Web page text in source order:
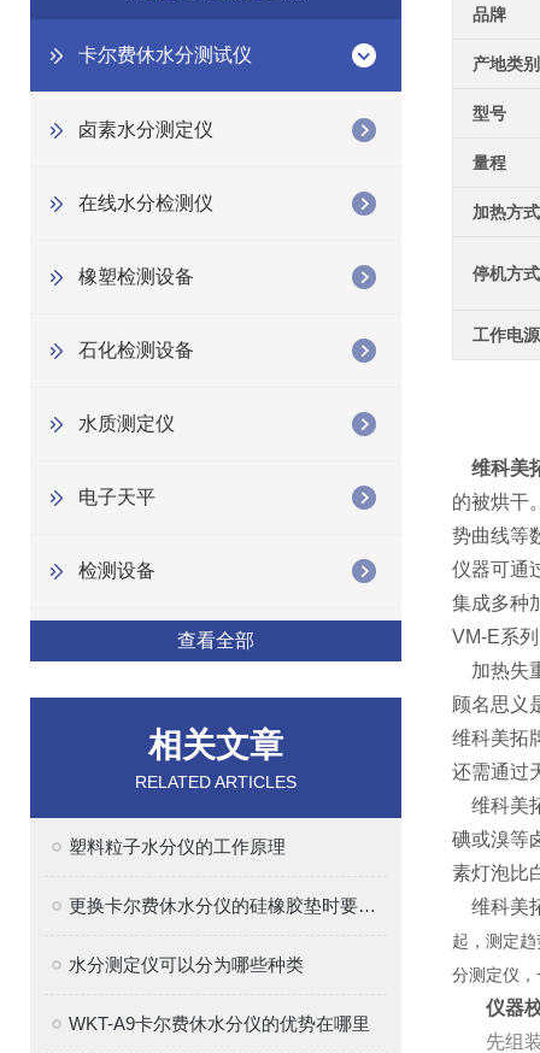
卡尔费休水分测试仪
卤素水分测定仪
在线水分检测仪
橡塑检测设备
石化检测设备
水质测定仪
电子天平
检测设备
查看全部
相关文章
RELATED ARTICLES
塑料粒子水分仪的工作原理
更换卡尔费休水分仪的硅橡胶垫时要注意的事项
水分测定仪可以分为哪些种类
WKT-A9卡尔费休水分仪的优势在哪里
品牌
产地类别
型号
量程
加热方式
停机方式
工作电源
维科美
的被烘干
势曲线等
仪器可通
集成多种
VM-E系列
加热失
顾名思义
维科美拓
还需通过
维科美
碘或溴等
素灯泡比
维科美
起，测定
分测定仪
仪器
先组